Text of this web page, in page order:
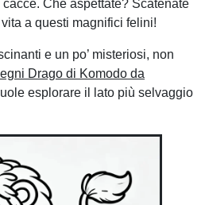
Che aspettate? Scatenate
a questi magnifici felini!
e un po’ misteriosi, non
Drago di Komodo da
esplorare il lato più selvaggio